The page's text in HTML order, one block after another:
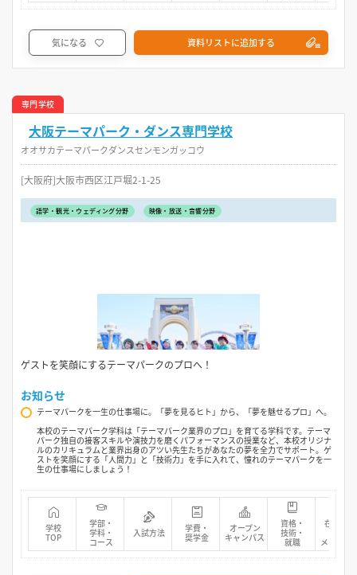
気になる 資料リストに追加する
専門学校
大阪テーマパーク・ダンス専門学校
オオサカテーマパークダンスセンモンガッコウ
[大阪府]大阪市西区江戸堀2-1-25
語学・観光・ウェディング分野 映像・放送・音響分野
ゲストを笑顔にするテーマパークのプロへ！
お知らせ
テーマパークを一生の仕事場に。「夢を見るヒト」から、「夢を魅せるプロ」へ。
本校のテーマパーク学科は「テーマパーク業界のプロ」を育てる学科です。テーマ
パーク独自の接客スキルや演技力を磨くパフォーマンスの授業など、本校オリジナ
ルのカリキュラムと業界出身のアツい先生たちがあなたの夢を全力でサポート。ゲ
ストを笑顔にする「人間力」と「技術力」を手に入れて、憧れのテーマパークを一
生の仕事場にしましょう！
学校
TOP
学部・
学科・
コース
入試方法
学費・
奨学金
オープン
キャンパス
資格・
技術・
就職
在校生・
先輩
メッセー